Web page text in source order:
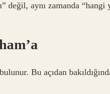
değil, aynı zamanda
Bu açıdan